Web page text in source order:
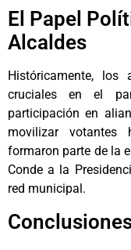
El Papel
Alcaldes
Históricamente, los
cruciales en el
participación en
movilizar votantes
formaron parte de la
Conde a la
red municipal.